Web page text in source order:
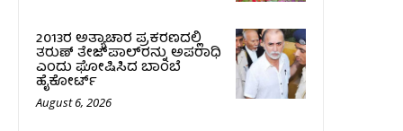
2013ರ ಅತ್ಯಾಚಾರ ಪ್ರಕರಣದಲ್ಲಿ
ತರುಣ್ ತೇಜ್‌ಪಾಲ್‌ರನ್ನು ಅಪರಾಧಿ
ಎಂದು ಘೋಷಿಸಿದ ಬಾಂಬೆ
ಹೈಕೋರ್ಟ್
August 6, 2026